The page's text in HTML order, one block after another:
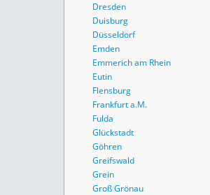
Dresden
Duisburg
Düsseldorf
Emden
Emmerich am Rhein
Eutin
Flensburg
Frankfurt a.M.
Fulda
Glückstadt
Göhren
Greifswald
Grein
Groß Grönau